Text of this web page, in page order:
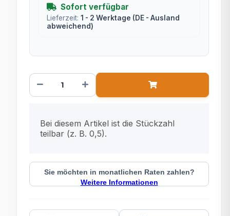
Sofort verfügbar
Lieferzeit: 1 - 2 Werktage (DE - Ausland
abweichend)
Bei diesem Artikel ist die Stückzahl
teilbar (z. B. 0,5).
Sie möchten in monatlichen Raten zahlen?
Weitere Informationen